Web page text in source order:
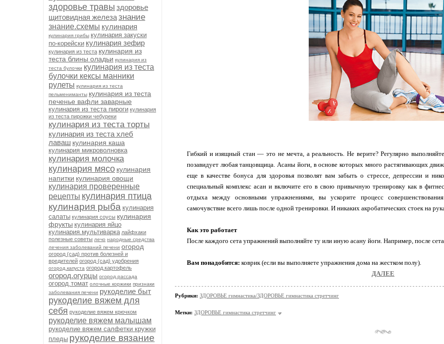
здоровье травы здоровье
щитовидная железазнание
знание.схемы кулинария
кулинария грибы кулинария закуски
по-корейски кулинария зефир
кулинария из теста кулинария из
теста блины оладьи кулинария из
теста булочки кулинария из теста
булочки кексы манники
рулеты кулинария из теста
пельмениманты кулинария из теста
печенье вафли заварные
кулинария из теста пироги кулинария
из теста пирожки чебуреки
кулинария из теста торты
кулинария из теста хлеб
лаваш кулинария каша
кулинария микроволновка
кулинария молочка
кулинария мясо кулинария
напитки кулинария овощи
кулинария проверенные
рецепты кулинария птица
кулинария рыба кулинария
салаты кулинария соусы кулинария
фрукты кулинария яйцо
кулинария.мультиварка лайфхаки
полезные советы лечо народные средства
лечения заболеваний печени огород
огород (сад) против болезней и
вредителей огород (сад) удобрения
огород.капуста огород.картофель
огород.огурцы огород.рассада
огород.томат олочные коржики признаки
заболевания печени рукоделие быт
рукоделие вяжем для
себя рукоделие вяжем крючком
рукоделие вяжем малышам
рукоделие вяжем салфетки кружки
пледы рукоделие вязание
Гибкий и изящный стан — это не мечта, а реальность. Не верите? Регулярно
позавидует любая танцовщица. Асаны йоги, в основе которых много растягивающих
еще в качестве бонуса для здоровья позволят вам забыть о стрессе, депрессии и
специальный комплекс асан и включите его в свою привычную тренировку как в
отдыха между основными упражнениями, вы ускорите процесс
самочувствие всего лишь после одной тренировки. И никаких акробатических стоек на
Как это работает
После каждого сета упражнений выполняйте ту или иную асану йоги. Например, после
Вам понадобится: коврик (если вы выполняете упражнения дома на жестком полу).
ДАЛЕЕ
Рубрики: ЗДОРОВЬЕ гимнастика/ЗДОРОВЬЕ гимнастика стретчинг
Метки: ЗДОРОВЬЕ гимнастика стретчинг